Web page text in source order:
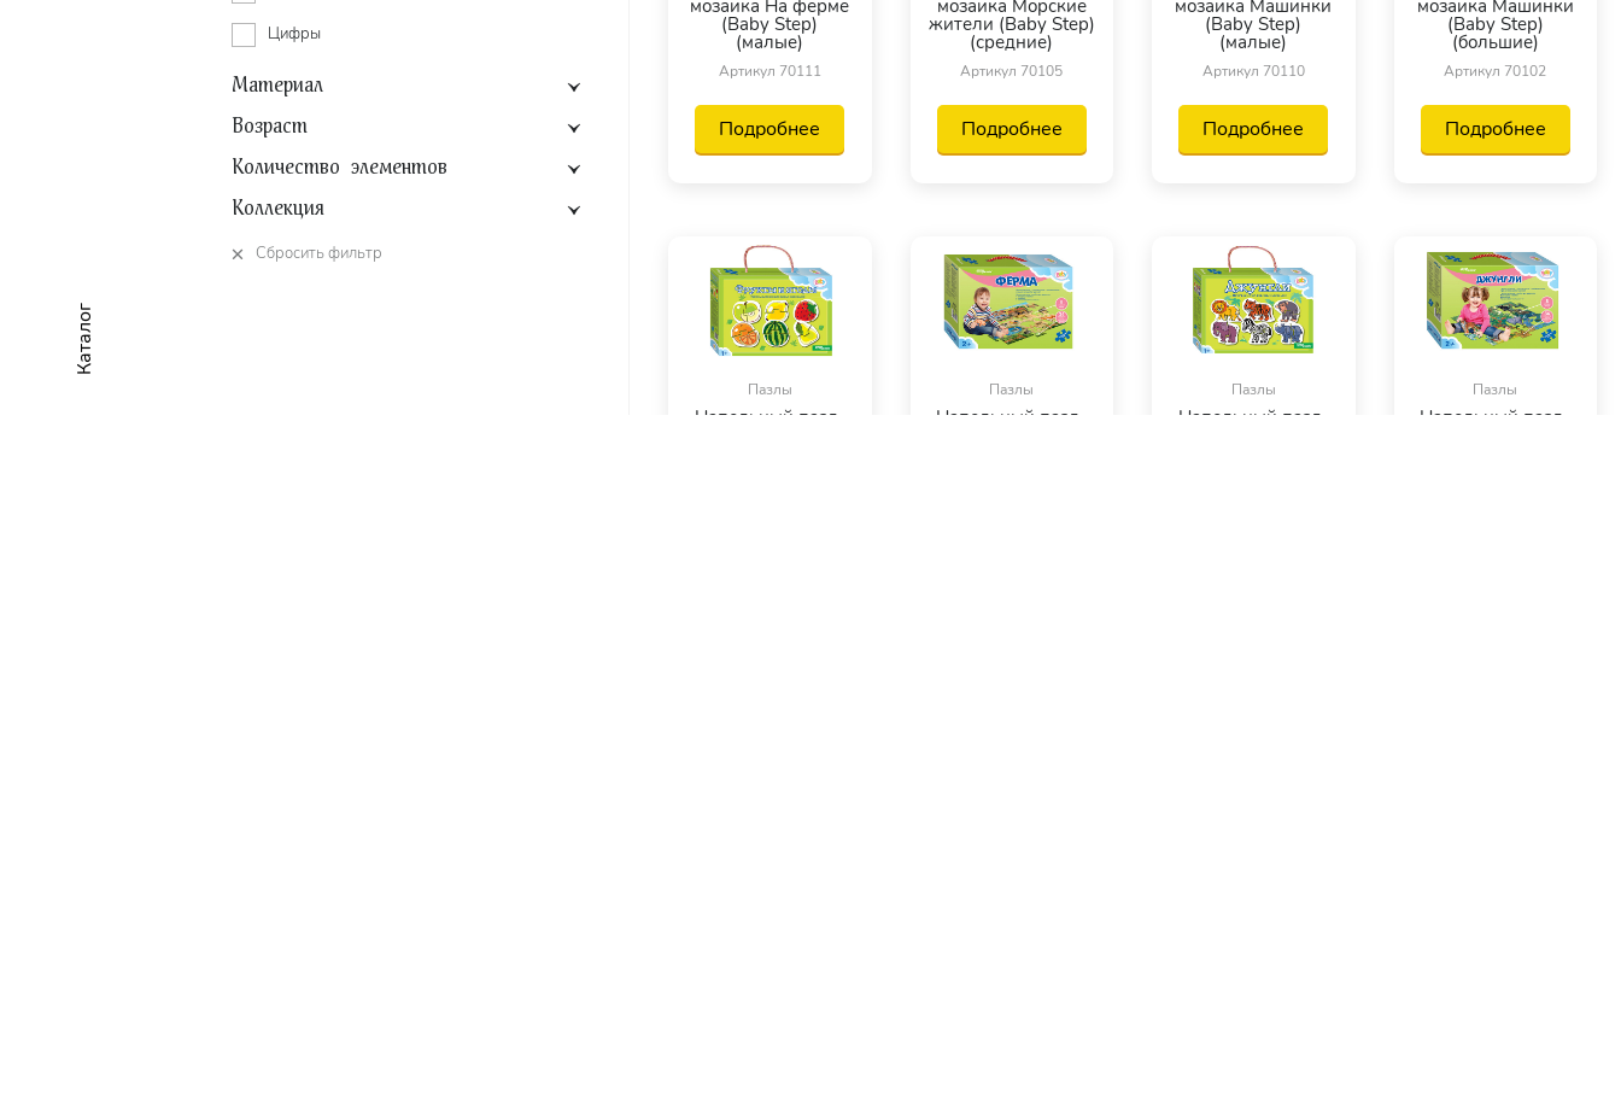
Каталог
мозаика На ферме
(Baby Step)
(малые)
Артикул 70111
Подробнее
мозаика Морские
жители (Baby Step)
(средние)
Артикул 70105
Подробнее
мозаика Машинки
(Baby Step)
(малые)
Артикул 70110
Подробнее
мозаика Машинки
(Baby Step)
(большие)
Артикул 70102
Подробнее
Пазлы
Напольный пазл-
Пазлы
Напольный пазл-
Пазлы
Напольный пазл-
Пазлы
Напольный пазл-
Цифры
Материал
Возраст
Количество элементов
Коллекция
Сбросить фильтр